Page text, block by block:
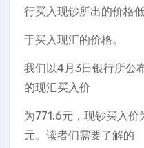
行买入现钞所出的价格
于买入现汇的价格。
我们以4月3日银行所公
的现汇买入价
为771.6元，现钞买入
元。读者们需要了解的